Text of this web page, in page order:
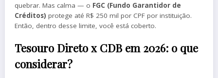
quebrar. Mas calma — o FGC (Fundo Garantidor de
Créditos) protege até R$ 250 mil por CPF por instituição.
Então, dentro desse limite, você está coberto.
Tesouro Direto x CDB em 2026: o que
considerar?